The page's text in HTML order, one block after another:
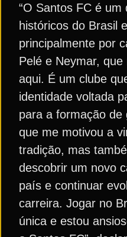
“O Santos FC é um
históricos do Brasil
principalmente por
Pelé e Neymar,
aqui. É um clube
identidade voltada
para a formação de
que me motivou a
tradição, mas
descobrir um novo
país e continuar
carreira. Jogar no
única e estou